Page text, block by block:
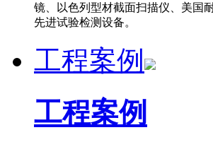
镜、以色列型材截面扫描仪、美国
先进试验检测设备。
工程案例
工程案例